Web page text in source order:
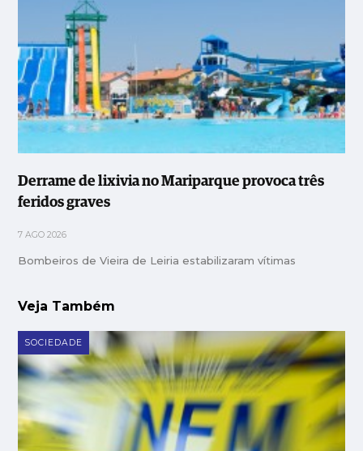
Derrame de lixivia no Mariparque provoca três
feridos graves
7 AGO 2026
Bombeiros de Vieira de Leiria estabilizaram vítimas
Veja Também
SOCIEDADE